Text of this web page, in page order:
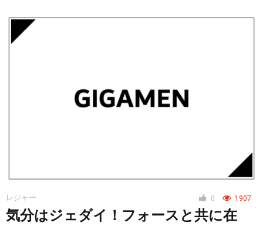
0 1907
レジャー
気分はジェダイ！フォースと共に在